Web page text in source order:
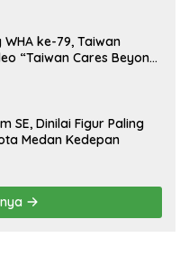
Program
ke-79, Taiwan
“Taiwan Cares Beyond
SE, Dinilai Figur Paling
Medan Kedepan